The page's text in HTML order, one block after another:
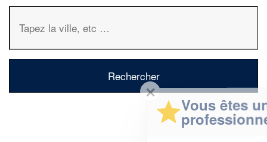
✕
Vous êtes un
professionnel ?